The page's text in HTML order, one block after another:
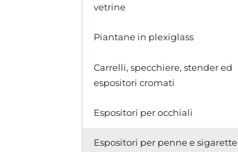
Espositori per portafogli
Espositori per calzature
vetrine
Piantane in plexiglass
Carrelli, specchiere, stender ed
espositori cromati
Espositori per occhiali
Espositori per penne e sigarette